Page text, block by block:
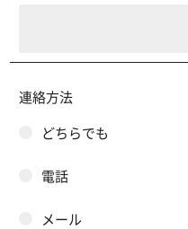
連絡方法
どちらでも
電話
メール